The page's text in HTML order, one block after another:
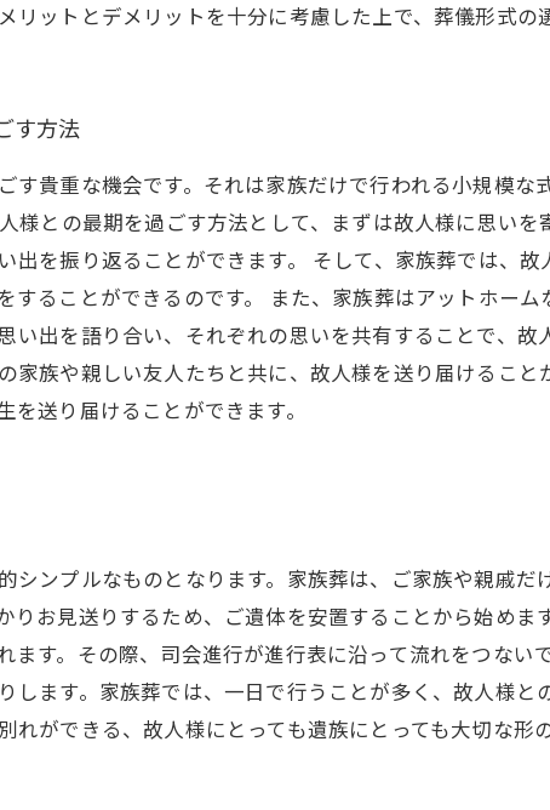
リットとデメリットを十分に考慮した上で、葬儀形式の
す方法
す貴重な機会です。それは家族だけで行われる小規模
様との最期を過ごす方法として、まずは故人様に思い
出を振り返ることができます。 そして、家族葬では、
することができるのです。 また、家族葬はアットホー
い出を語り合い、それぞれの思いを共有することで、
家族や親しい友人たちと共に、故人様を送り届けるこ
送り届けることができます。
シンプルなものとなります。家族葬は、ご家族や親戚
りお見送りするため、ご遺体を安置することから始め
ます。その際、司会進行が進行表に沿って流れをつな
します。家族葬では、一日で行うことが多く、故人様
ができる、故人様にとっても遺族にとっても大切な形の